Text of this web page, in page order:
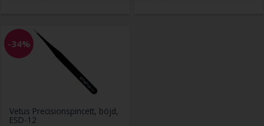
-34%
Vetus Precisionspincett, böjd,
ESD-12